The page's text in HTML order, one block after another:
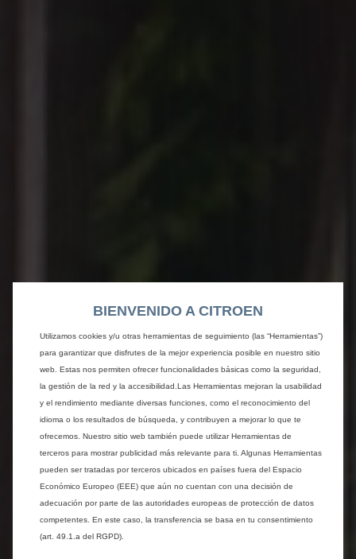
BIENVENIDO A CITROEN
Utilizamos cookies y/u otras herramientas de seguimiento (las “Herramientas”)
para garantizar que disfrutes de la mejor experiencia posible en nuestro sitio
web. Estas nos permiten ofrecer funcionalidades básicas como la seguridad,
la gestión de la red y la accesibilidad.Las Herramientas mejoran la usabilidad
y el rendimiento mediante diversas funciones, como el reconocimiento del
idioma o los resultados de búsqueda, y contribuyen a mejorar lo que te
ofrecemos. Nuestro sitio web también puede utilizar Herramientas de
terceros para mostrar publicidad más relevante para ti. Algunas Herramientas
pueden ser tratadas por terceros ubicados en países fuera del Espacio
Económico Europeo (EEE) que aún no cuentan con una decisión de
adecuación por parte de las autoridades europeas de protección de datos
competentes. En este caso, la transferencia se basa en tu consentimiento
(art. 49.1.a del RGPD).